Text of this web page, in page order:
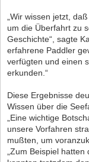
„Wir wissen jetzt,
um die Überfahrt zu
Geschichte“, sagte
erfahrene Paddler
verfügten und einen
erkunden.“
Diese Ergebnisse
Wissen über die
„Eine wichtige
unsere Vorfahren
mußten, um
„Zum Beispiel